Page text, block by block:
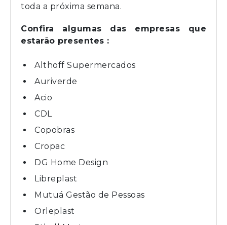
toda a próxima semana.
Confira algumas das empresas que
estarão presentes :
Althoff Supermercados
Auriverde
Acio
CDL
Copobras
Cropac
DG Home Design
Libreplast
Mutuá Gestão de Pessoas
Orleplast